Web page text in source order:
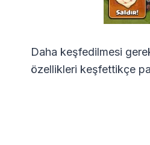
Daha keşfedilmesi
özellikleri keşfettikçe